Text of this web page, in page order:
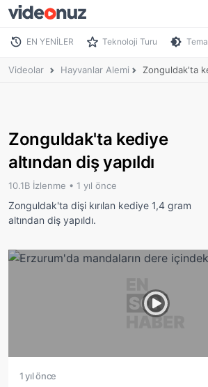
EN YENİLER Teknoloji Turu Tema
Videolar Hayvanlar Alemi Zonguldak'ta
Zonguldak'ta kediye
altından diş yapıldı
10.1B İzlenme • 1 yıl önce
Zonguldak'ta dişi kırılan kediye 1,4 gram
altından diş yapıldı.
1 yıl önce